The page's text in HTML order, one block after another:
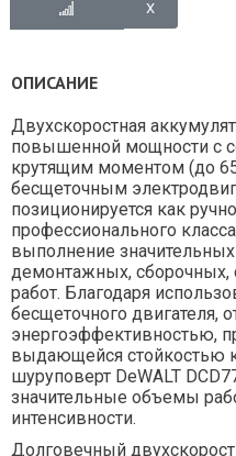
ОПИСАНИЕ
Двухскоростная
повышенной мощности с
крутящим моментом (до
бесщеточным
позиционируется как
профессионального
выполнение
демонтажных, сборочных,
работ. Благодаря
бесщеточного двигателя,
энергоэффективностью,
выдающейся стойкостью
шуруповерт DeWALT
значительные объемы
интенсивности.
Долговечный